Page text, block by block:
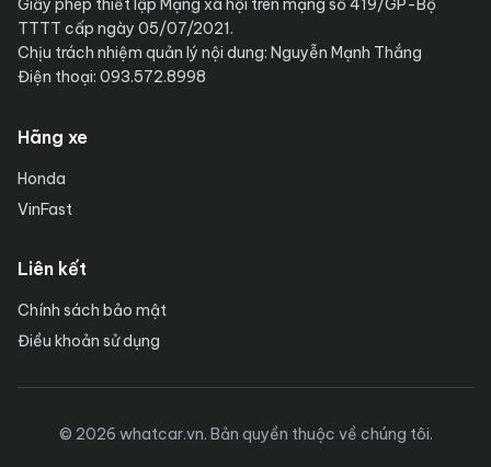
Giấy phép thiết lập Mạng xã hội trên mạng số 419/GP-Bộ
TTTT cấp ngày 05/07/2021.
Chịu trách nhiệm quản lý nội dung: Nguyễn Mạnh Thắng
Điện thoại: 093.572.8998
Hãng xe
Honda
VinFast
Liên kết
Chính sách bảo mật
Điều khoản sử dụng
© 2026 whatcar.vn. Bản quyền thuộc về chúng tôi.